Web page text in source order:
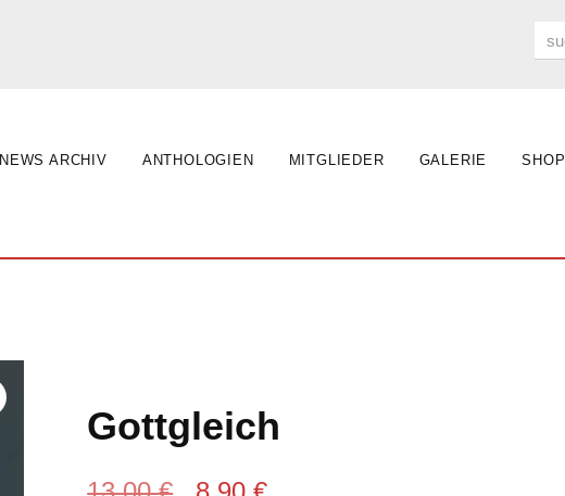
NEWS ARCHIV ANTHOLOGIEN MITGLIEDER GALERIE SHOP
Gottgleich